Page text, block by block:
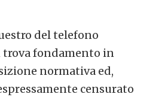
del telefono
trova fondamento in
normativa ed,
censurato